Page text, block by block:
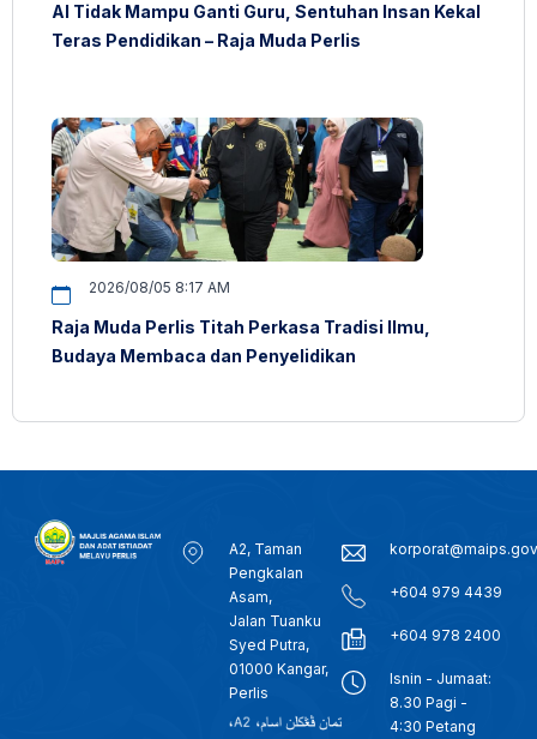
AI Tidak Mampu Ganti Guru, Sentuhan Insan Kekal
Teras Pendidikan – Raja Muda Perlis
2026/08/05 8:17 AM
Raja Muda Perlis Titah Perkasa Tradisi Ilmu,
Budaya Membaca dan Penyelidikan
A2, Taman
Pengkalan
Asam,
Jalan Tuanku
Syed Putra,
01000 Kangar,
Perlis
+604 979 4439
+604 978 2400
Isnin - Jumaat:
8.30 Pagi -
4:30 Petang